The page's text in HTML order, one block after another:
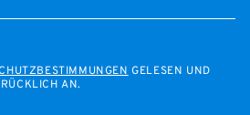
GELESEN UND
AN.